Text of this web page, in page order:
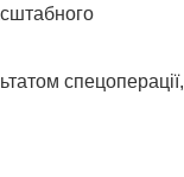
спецоперації,